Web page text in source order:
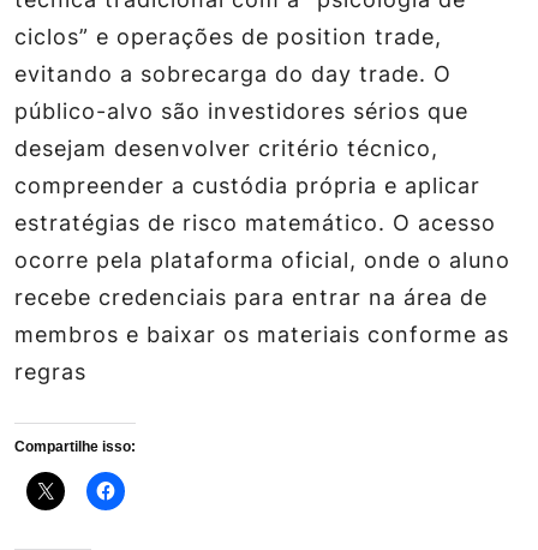
ciclos” e operações de position trade,
evitando a sobrecarga do day trade. O
público-alvo são investidores sérios que
desejam desenvolver critério técnico,
compreender a custódia própria e aplicar
estratégias de risco matemático. O acesso
ocorre pela plataforma oficial, onde o aluno
recebe credenciais para entrar na área de
membros e baixar os materiais conforme as
regras
Compartilhe isso: